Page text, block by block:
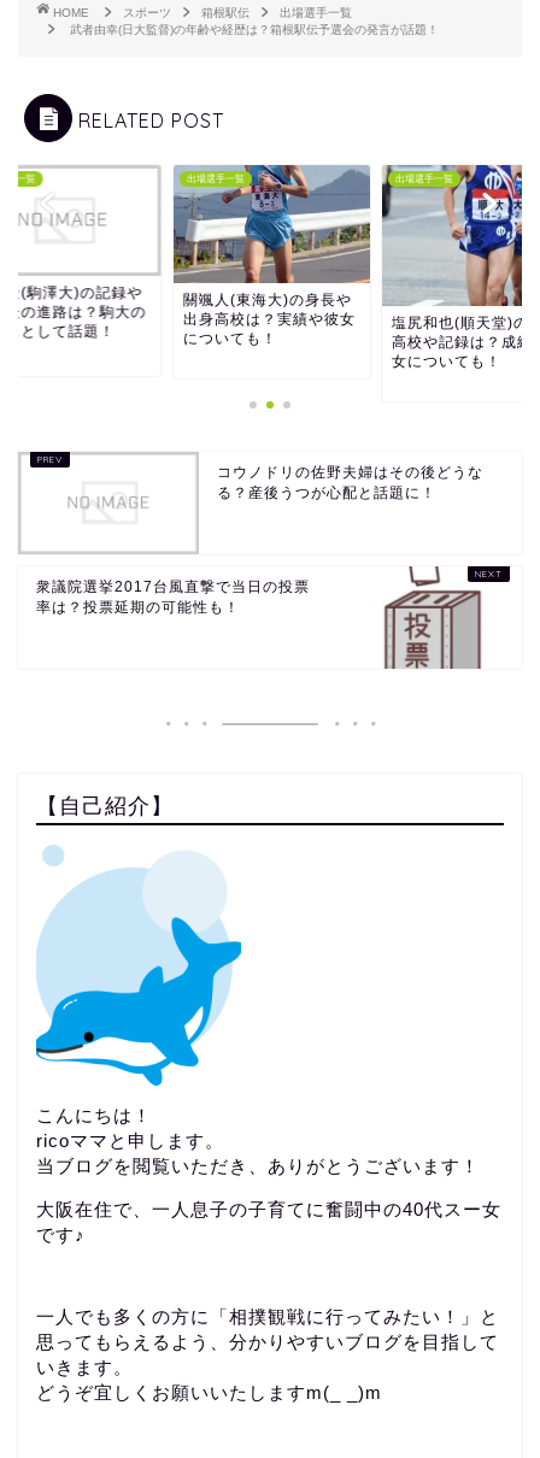
HOME スポーツ 箱根駅伝
出場選手一覧
武者由幸(日大監督)の年齢や経歴は？箱根駅伝予選会の発言が話題！
RELATED POST
手一覧
景(駒澤大)の記録や
後の進路は？駒大の
スとして話題！
出場選手一覧
關颯人(東海大)の身長や
出身高校は？実績や彼女
についても！
出場選手一覧
塩尻和也(順天堂)の
高校や記録は？成績
女についても！
コウノドリの佐野夫婦はその後どうな
る？産後うつが心配と話題に！
衆議院選挙2017台風直撃で当日の投票
率は？投票延期の可能性も！
【自己紹介】
こんにちは！
ricoママと申します。
当ブログを閲覧いただき、ありがとうございます！
大阪在住で、一人息子の子育てに奮闘中の40代スー女
です♪
一人でも多くの方に「相撲観戦に行ってみたい！」と
思ってもらえるよう、分かりやすいブログを目指して
いきます。
どうぞ宜しくお願いいたしますm(_ _)m